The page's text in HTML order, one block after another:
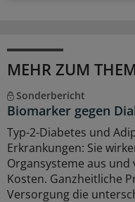
MEHR ZUM
Sonderbericht
Biomarker gegen
Typ-2-Diabetes und
Erkrankungen: Sie
Organsysteme aus
Kosten. Ganzheitliche
Versorgung die